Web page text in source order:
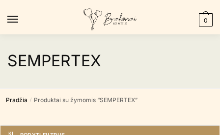
0
SEMPERTEX
Pradžia / Produktai su žymomis “SEMPERTEX”